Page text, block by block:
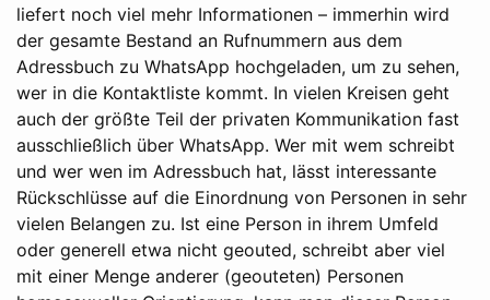
liefert noch viel mehr Informationen – immerhin wird
der gesamte Bestand an Rufnummern aus dem
Adressbuch zu WhatsApp hochgeladen, um zu sehen,
wer in die Kontaktliste kommt. In vielen Kreisen geht
auch der größte Teil der privaten Kommunikation fast
ausschließlich über WhatsApp. Wer mit wem schreibt
und wer wen im Adressbuch hat, lässt interessante
Rückschlüsse auf die Einordnung von Personen in sehr
vielen Belangen zu. Ist eine Person in ihrem Umfeld
oder generell etwa nicht geouted, schreibt aber viel
mit einer Menge anderer (geouteten) Personen